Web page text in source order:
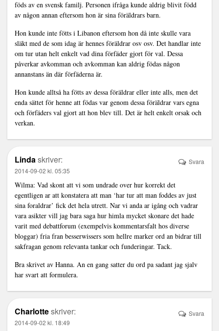
föds av en svensk familj. Personen ifråga kunde aldrig blivit född
av någon annan eftersom hon är sina föräldrars barn.
Hon kunde inte fötts i Libanon eftersom hon då inte skulle vara
släkt med de som idag är hennes föräldrar osv osv. Det handlar inte
om tur utan helt enkelt vad dina förfäder gjort för val. Dessa
påverkar avkomman och avkomman kan aldrig födas någon
annanstans än där förfäderna är.
Hon kunde alltså ha fötts av dessa föräldrar eller inte alls, men det
enda sättet för henne att födas var genom dessa föräldrar vars egna
och förfäders val gjort att hon blev till. Det är helt enkelt orsak och
verkan.
Lindaskriver:
2014-09-02 kl. 05:35
Wilma: Vad skont att vi som undrade over hur korrekt det
egentligen ar att konstatera att man ‘har tur att man foddes av just
sina foraldrar’ fick det hela utrett. Nar vi anda ar igång och vadrar
vara asikter vill jag bara saga hur himla mycket skonare det hade
varit med debattforum (exempelvis kommentarsfalt hos diverse
bloggar) fria fran besserwissers som hellre marker ord an bidrar till
sakfragan genom relevanta tankar och funderingar. Tack.
Bra skrivet av Hanna. An en gang satter du ord pa sadant jag sjalv
har svart att formulera.
Svara
Charlotteskriver:
2014-09-02 kl. 18:49
Svara